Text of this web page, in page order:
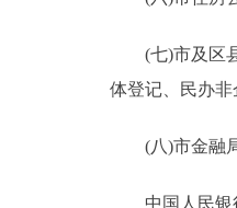
(七)市及区县
体登记、民办
(八)市金融局
中国人民银行